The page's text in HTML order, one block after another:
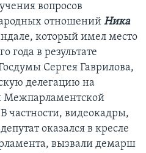
вопросов
отношений Ника
который имел место
года в результате
Сергея Гаврилова,
делегацию на
Межпарламентской
частности, видеокадры,
оказался в кресле
вызвали демарш